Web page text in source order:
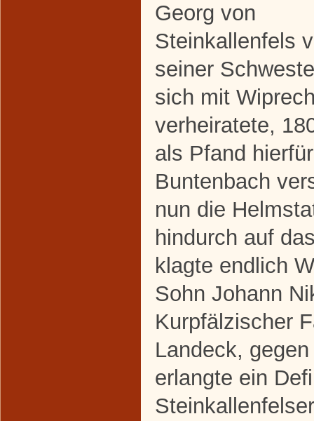
Georg von
Steinkallenfels
seiner
sich mit
verheiratete,
als Pfand
Buntenbach
nun die
hindurch auf
klagte endlich
Sohn Johann
Kurpfälzischer
Landeck,
erlangte ein